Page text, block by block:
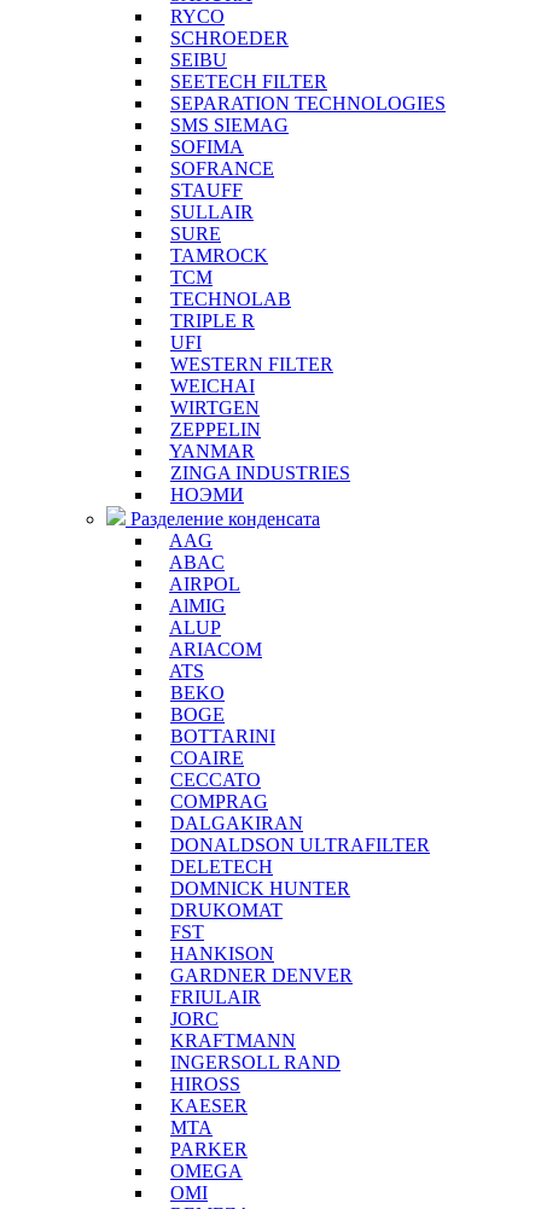
RYCO
SCHROEDER
SEIBU
SEETECH FILTER
SEPARATION TECHNOLOGIES
SMS SIEMAG
SOFIMA
SOFRANCE
STAUFF
SULLAIR
SURE
TAMROCK
TCM
TECHNOLAB
TRIPLE R
UFI
WESTERN FILTER
WEICHAI
WIRTGEN
ZEPPELIN
YANMAR
ZINGA INDUSTRIES
НОЭМИ
Разделение конденсата
AAG
ABAC
AIRPOL
AlMIG
ALUP
ARIACOM
ATS
BEKO
BOGE
BOTTARINI
COAIRE
CECCATO
COMPRAG
DALGAKIRAN
DONALDSON ULTRAFILTER
DELETECH
DOMNICK HUNTER
DRUKOMAT
FST
HANKISON
GARDNER DENVER
FRIULAIR
JORC
KRAFTMANN
INGERSOLL RAND
HIROSS
KAESER
MTA
PARKER
OMEGA
OMI